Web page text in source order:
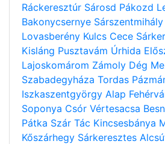
Ráckeresztúr Sárosd Pákozd
Bakonycsernye Sárszentmihály
Lovasberény Kulcs Cece
Kisláng Pusztavám Úrhida
Lajoskomárom Zámoly Dég
Szabadegyháza Tordas
Iszkaszentgyörgy Alap
Soponya Csór Vértesacsa
Pátka Szár Tác Kincsesbánya
Kőszárhegy Sárkeresztes